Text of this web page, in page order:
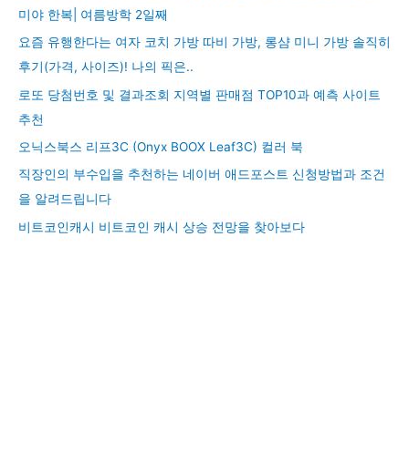
미야 한복| 여름방학 2일째
요즘 유행한다는 여자 코치 가방 따비 가방, 롱샴 미니 가방 솔직히
후기(가격, 사이즈)! 나의 픽은..
로또 당첨번호 및 결과조회 지역별 판매점 TOP10과 예측 사이트
추천
오닉스북스 리프3C (Onyx BOOX Leaf3C) 컬러 북
직장인의 부수입을 추천하는 네이버 애드포스트 신청방법과 조건
을 알려드립니다
비트코인캐시 비트코인 캐시 상승 전망을 찾아보다